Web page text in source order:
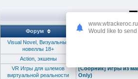
Форум
Visual Novel, Визуальные
новеллы 18+
Action, экшены
VR Игры для шлемов
виртуальной реальности
[Сборник] Игры из
Only)
www.wtrackeroc.ru
Would like to